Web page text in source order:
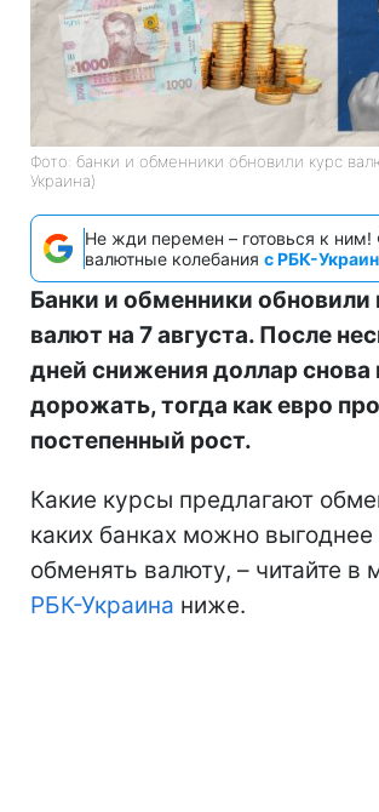
Фото: банки и обменники обновили курс
Украина)
Не жди перемен – готовься к ним!
валютные колебания с РБК-
Банки и обменники обновили
валют на 7 августа. После
дней снижения доллар снова
дорожать, тогда как евро
постепенный рост.
Какие курсы предлагают
каких банках можно выгоднее
обменять валюту, – читайте в
РБК-Украина ниже.